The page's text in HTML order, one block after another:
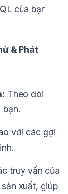
của bạn
& Phát
Theo dõi
với các gợi
truy vấn của
xuất, giúp